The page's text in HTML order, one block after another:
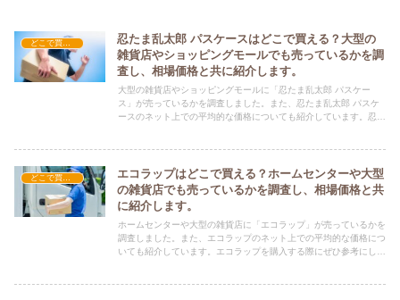
どこで買える？-雑貨
忍たま乱太郎 パスケースはどこで買える？大型の
雑貨店やショッピングモールでも売っているかを調
査し、相場価格と共に紹介します。
大型の雑貨店やショッピングモールに「忍たま乱太郎 パスケー
ス」が売っているかを調査しました。また、忍たま乱太郎 パスケ
ースのネット上での平均的な価格についても紹介しています。忍た
どこで買える？-雑貨
エコラップはどこで買える？ホームセンターや大型
の雑貨店でも売っているかを調査し、相場価格と共
に紹介します。
ホームセンターや大型の雑貨店に「エコラップ」が売っているかを
調査しました。また、エコラップのネット上での平均的な価格につ
いても紹介しています。エコラップを購入する際にぜひ参考にして